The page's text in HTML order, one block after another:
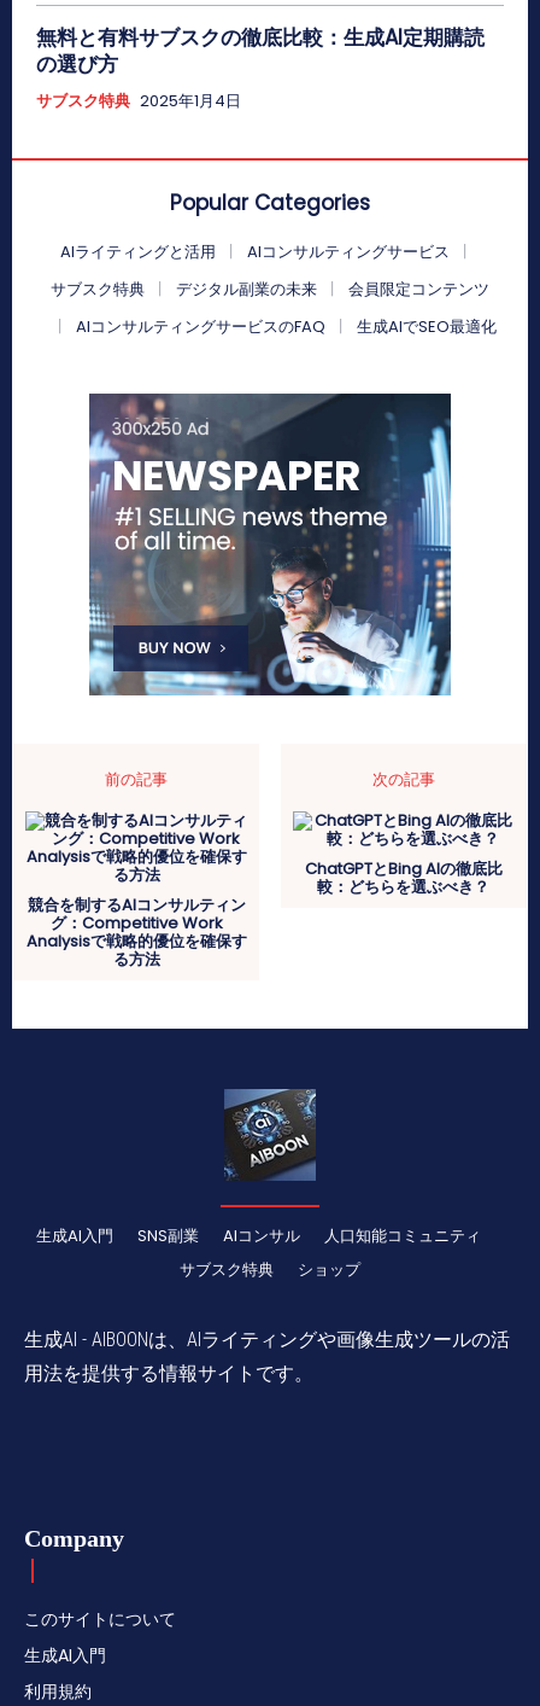
無料と有料サブスクの徹底比較：生成AI定期購読
の選び方
サブスク特典 2025年1月4日
Popular Categories
AIライティングと活用
AIコンサルティングサービス
サブスク特典
デジタル副業の未来
会員限定コンテンツ
AIコンサルティングサービスのFAQ
生成AIでSEO最適化
前の記事
競合を制するAIコンサルティン
グ：Competitive Work
Analysisで戦略的優位を確保す
る方法
次の記事
ChatGPTとBing AIの徹底比
較：どちらを選ぶべき？
生成AI入門 SNS副業 AIコンサル
人口知能コミュニティ
サブスク特典
ショップ
生成AI - AIBOONは、AIライティングや画像生成ツールの活
用法を提供する情報サイトです。
Company
このサイトについて
生成AI入門
利用規約